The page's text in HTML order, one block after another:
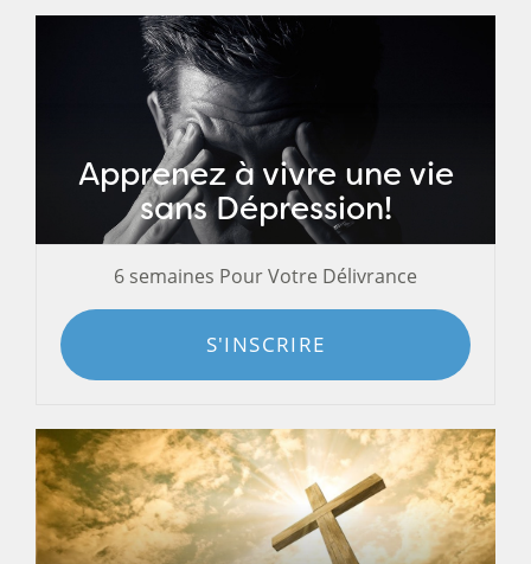
Apprenez à vivre une vie
sans Dépression!
6 semaines Pour Votre Délivrance
S'INSCRIRE